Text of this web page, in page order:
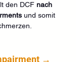
den DCF nach
und somit
→